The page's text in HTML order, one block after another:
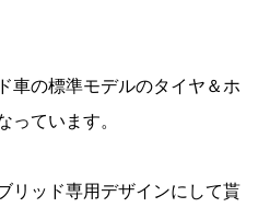
車の標準モデルのタイヤ＆ホ
っています。
リッド専用デザインにして貰